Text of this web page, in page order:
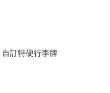
自訂特硬行李牌